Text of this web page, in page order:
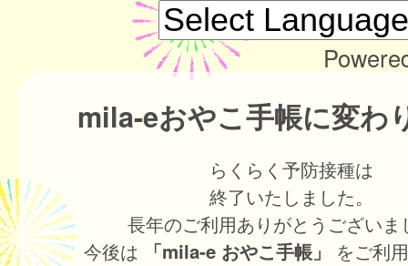
mila-eおやこ手帳に変わ
らくらく予防接種は
終了いたしました。
長年のご利用ありがとうございま
今後は
「mila-e おやこ手帳」 をご利